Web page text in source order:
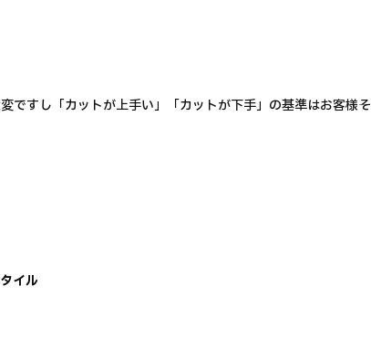
ですし「カットが上手い」「カットが下手」の基準はお客様そ
イル